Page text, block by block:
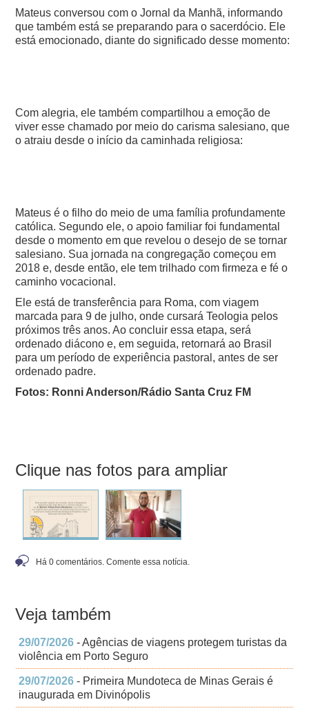
Mateus conversou com o Jornal da Manhã, informando
que também está se preparando para o sacerdócio. Ele
está emocionado, diante do significado desse momento:
Com alegria, ele também compartilhou a emoção de
viver esse chamado por meio do carisma salesiano, que
o atraiu desde o início da caminhada religiosa:
Mateus é o filho do meio de uma família profundamente
católica. Segundo ele, o apoio familiar foi fundamental
desde o momento em que revelou o desejo de se tornar
salesiano. Sua jornada na congregação começou em
2018 e, desde então, ele tem trilhado com firmeza e fé o
caminho vocacional.
Ele está de transferência para Roma, com viagem
marcada para 9 de julho, onde cursará Teologia pelos
próximos três anos. Ao concluir essa etapa, será
ordenado diácono e, em seguida, retornará ao Brasil
para um período de experiência pastoral, antes de ser
ordenado padre.
Fotos: Ronni Anderson/Rádio Santa Cruz FM
Clique nas fotos para ampliar
Há 0 comentários. Comente essa notícia.
Veja também
29/07/2026 - Agências de viagens protegem turistas da
violência em Porto Seguro
29/07/2026 - Primeira Mundoteca de Minas Gerais é
inaugurada em Divinópolis